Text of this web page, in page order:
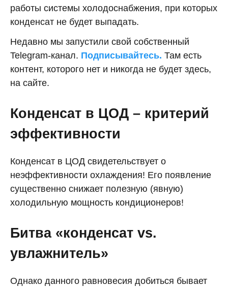
работы системы холодоснабжения, при которых
конденсат не будет выпадать.
Недавно мы запустили свой собственный
Telegram-канал. Подписывайтесь. Там есть
контент, которого нет и никогда не будет здесь,
на сайте.
Конденсат в ЦОД – критерий
эффективности
Конденсат в ЦОД свидетельствует о
неэффективности охлаждения! Его появление
существенно снижает полезную (явную)
холодильную мощность кондиционеров!
Битва «конденсат vs.
увлажнитель»
Однако данного равновесия добиться бывает